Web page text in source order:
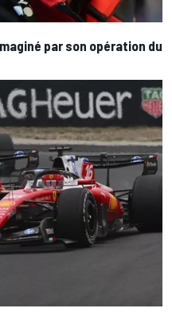
par son opération du